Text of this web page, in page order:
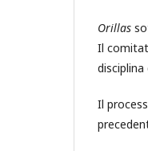
Orillas
Il
Il